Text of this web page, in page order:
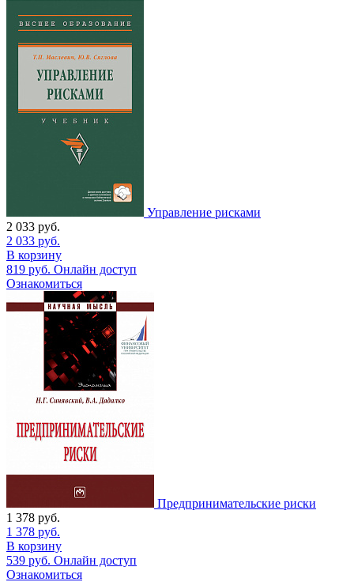
Управление рисками
2 033 руб.
2 033 руб.
В корзину
819 руб. Онлайн доступ
Ознакомиться
Предпринимательские риски
1 378 руб.
1 378 руб.
В корзину
539 руб. Онлайн доступ
Ознакомиться